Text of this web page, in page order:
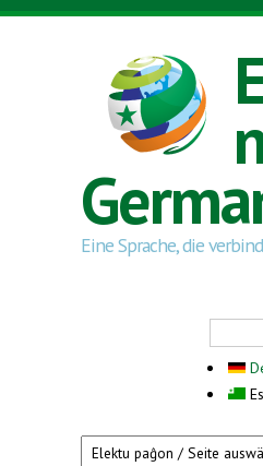
Skip to main content
Eine Sprache, die